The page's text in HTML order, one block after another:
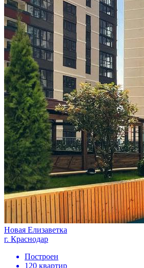
Новая Елизаветка
г. Краснодар
Построен
120 квартир